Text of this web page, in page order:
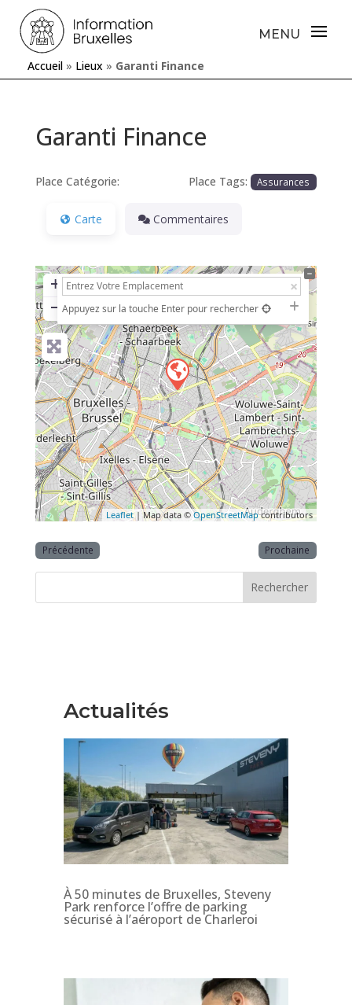
Accueil » Lieux » Garanti Finance
Garanti Finance
Place Catégorie: Place Tags: Assurances
Carte Commentaires
+
− Appuyez sur la touche Enter pour rechercher
Leaflet| Map data ©OpenStreetMapcontributors
Précédente Prochaine
Rechercher
Actualités
À 50 minutes de Bruxelles, Steveny
Park renforce l’offre de parking
sécurisé à l’aéroport de Charleroi